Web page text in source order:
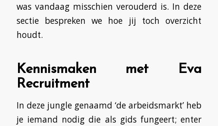
was vandaag misschien verouderd is. In deze
sectie bespreken we hoe jij toch overzicht
houdt.
Kennismaken met Eva
Recruitment
In deze jungle genaamd ‘de arbeidsmarkt’ heb
je iemand nodig die als gids fungeert; enter